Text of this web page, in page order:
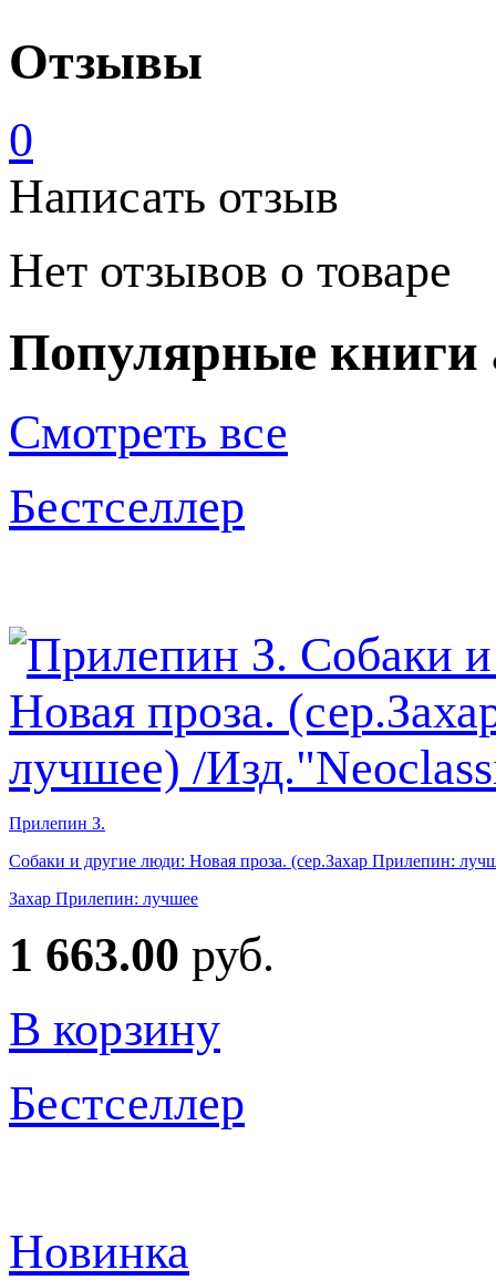
Отзывы
0
Написать отзыв
Нет отзывов о товаре
Популярные книги
Смотреть все
Бестселлер
Прилепин З.
Собаки и другие люди: Новая проза. (сер.Захар Прилепин:
Захар Прилепин: лучшее
1 663.00 руб.
В корзину
Бестселлер
Новинка